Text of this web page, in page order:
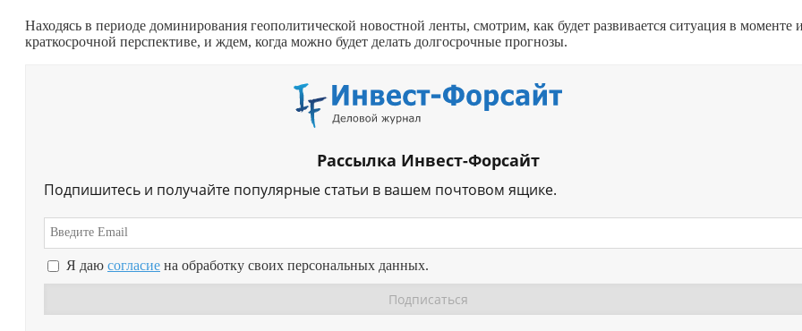
Находясь в периоде доминирования геополитической новостной ленты, смотрим, как будет развивается ситуация в моменте и
краткосрочной перспективе, и ждем, когда можно будет делать долгосрочные прогнозы.
Рассылка Инвест-Форсайт
Подпишитесь и получайте популярные статьи в вашем почтовом ящике.
Я даю согласие на обработку своих персональных данных.